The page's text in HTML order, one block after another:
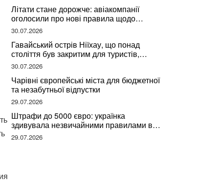
Літати стане дорожче: авіакомпанії
оголосили про нові правила щодо
вибору місць
30.07.2026
Гавайський острів Ніїхау, що понад
століття був закритим для туристів,
починає приймати перших відвідувачів
30.07.2026
Чарівні європейські міста для бюджетної
та незабутньої відпустки
29.07.2026
Штрафи до 5000 євро: українка
здивувала незвичайними правилами в
Німеччині та поділилася правдою
29.07.2026